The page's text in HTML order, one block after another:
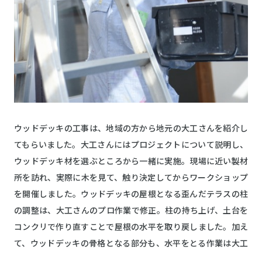
ウッドデッキの工事は、地域の方から地元の大工さんを紹介し
てもらいました。大工さんにはプロジェクトについて説明し、
ウッドデッキ材を選ぶところから一緒に実施。現場に近い製材
所を訪れ、実際に木を見て、触り決定してからワークショップ
を開催しました。ウッドデッキの屋根となる歪んだテラスの柱
の調整は、大工さんのプロ作業で修正。柱の持ち上げ、土台を
コンクリで作り直すことで屋根の水平を取り戻しました。加え
て、ウッドデッキの骨格となる部分も、水平をとる作業は大工